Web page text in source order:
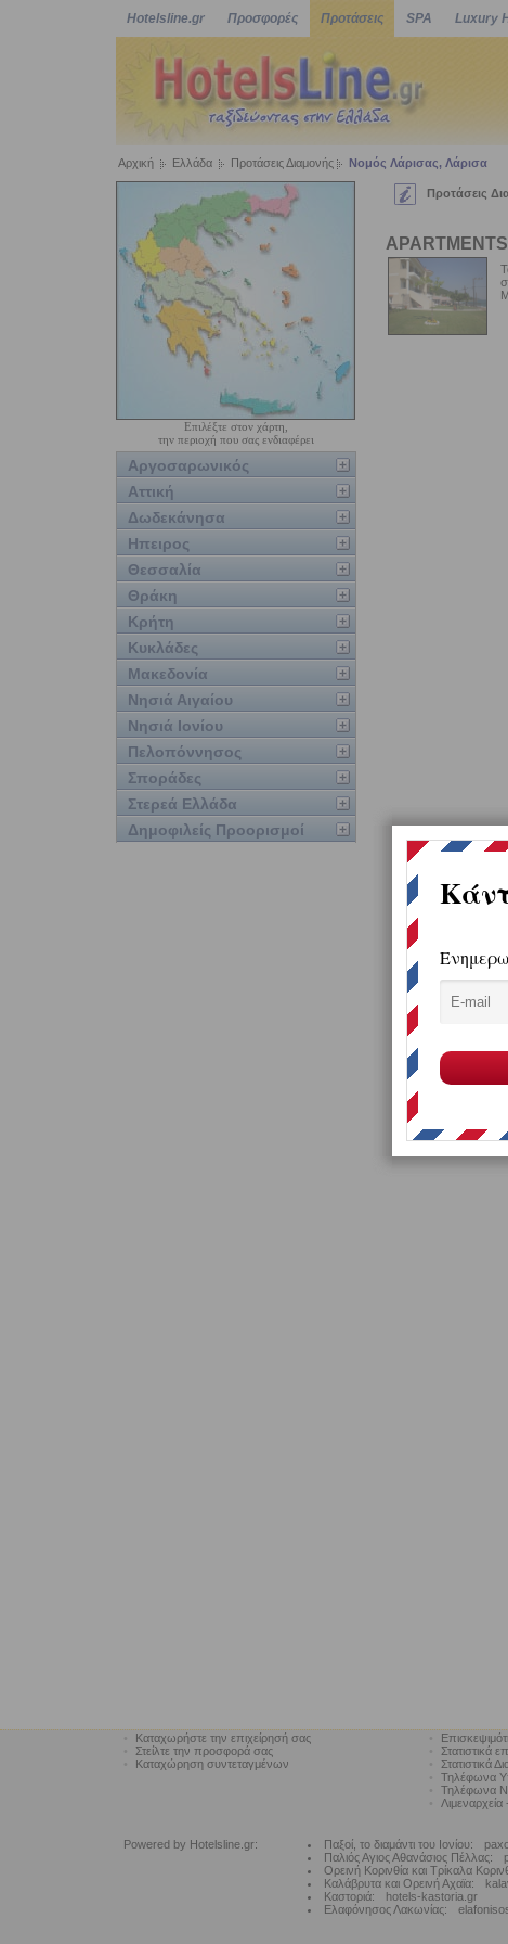
Hotelsline.gr Προσφορές Προτάσεις SPA Luxury
Αρχική Ελλάδα Προτάσεις Διαμονής Νομός Λάρισας, Λάρισα
Επιλέξτε στον χάρτη,
την περιοχή που σας ενδιαφέρει
Αργοσαρωνικός
Αττική
Δωδεκάνησα
Ηπειρος
Θεσσαλία
Θράκη
Κρήτη
Κυκλάδες
Μακεδονία
Νησιά Αιγαίου
Νησιά Ιονίου
Πελοπόννησος
Σποράδες
Στερεά Ελλάδα
Δημοφιλείς Προορισμοί
Προτάσεις
Καταχωρήστε την επιχείρησή σας
Στείλτε την προσφορά σας
Καταχώρηση συντεταγμένων
Στατιστικά
Στατιστικά
Τηλέφωνα
Τηλέφωνα
Powered by Hotelsline.gr: Παξοί, το διαμάντι του Ιονίου:
Παλιός Αγιος Αθανάσιος Πέλλας:
Ορεινή Κορινθία και Τρίκαλα
Καλάβρυτα και Ορεινή Αχαϊα:
Καστοριά:
hotels-kastoria.gr
Ελαφόνησος Λακωνίας: